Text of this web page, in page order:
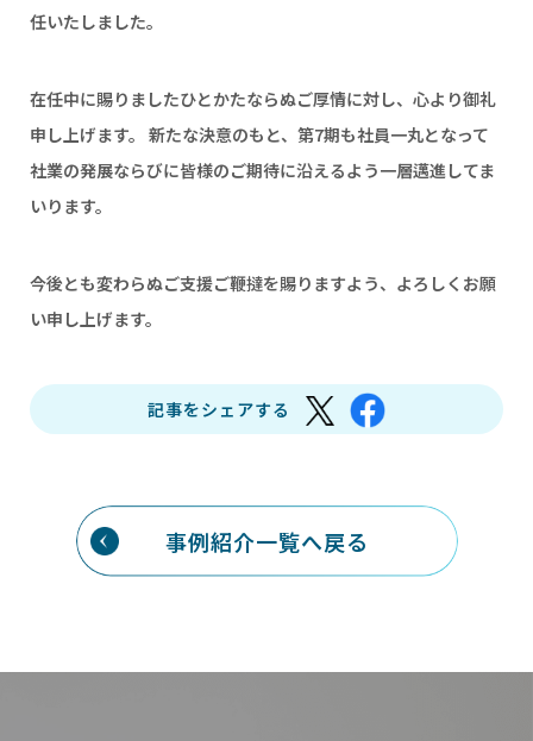
任いたしました。
在任中に賜りましたひとかたならぬご厚情に対し、心より御礼
申し上げます。 新たな決意のもと、第7期も社員一丸となって
社業の発展ならびに皆様のご期待に沿えるよう一層邁進してま
いります。
今後とも変わらぬご支援ご鞭撻を賜りますよう、よろしくお願
い申し上げます。
記事をシェアする
事例紹介一覧へ戻る